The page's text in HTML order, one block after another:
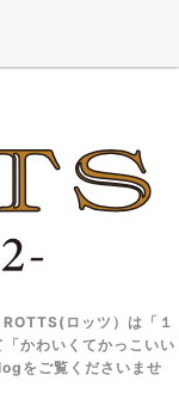
ロッツ）は「１
かわいくてかっこいい
をご覧くださいませ